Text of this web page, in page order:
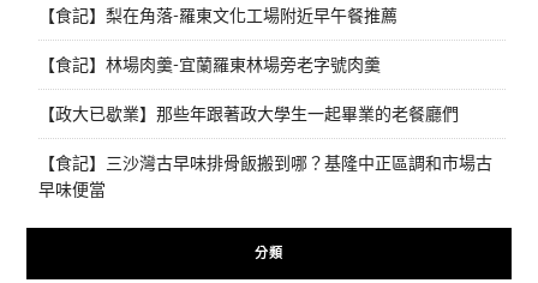
【食記】梨在角落-羅東文化工場附近早午餐推薦
【食記】林場肉羹-宜蘭羅東林場旁老字號肉羹
【政大已歇業】那些年跟著政大學生一起畢業的老餐廳們
【食記】三沙灣古早味排骨飯搬到哪？基隆中正區調和市場古
早味便當
分類